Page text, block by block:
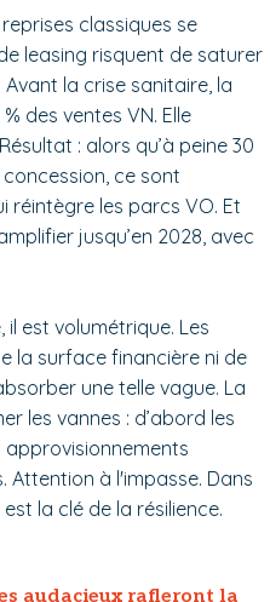
classiques se
leasing risquent de saturer
Avant la crise sanitaire, la
des ventes VN. Elle
: alors qu’à peine 30
ce sont
réintègre les parcs VO. Et
jusqu’en 2028, avec
il est volumétrique. Les
la surface financière ni de
une telle vague. La
les vannes : d’abord les
Attention à l'impasse. Dans
la clé de la résilience.
audacieux rafleront la